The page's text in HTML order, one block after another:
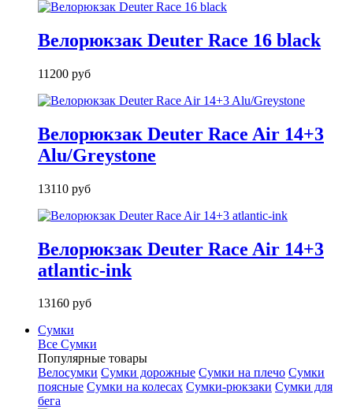
Велорюкзак Deuter Race 16 black
11200 руб
Велорюкзак Deuter Race Air 14+3
Alu/Greystone
13110 руб
Велорюкзак Deuter Race Air 14+3
atlantic-ink
13160 руб
Сумки
Все Сумки
Популярные товары
Велосумки Сумки дорожные Сумки на плечо Сумки
поясные Сумки на колесах Сумки-рюкзаки Сумки для
бега